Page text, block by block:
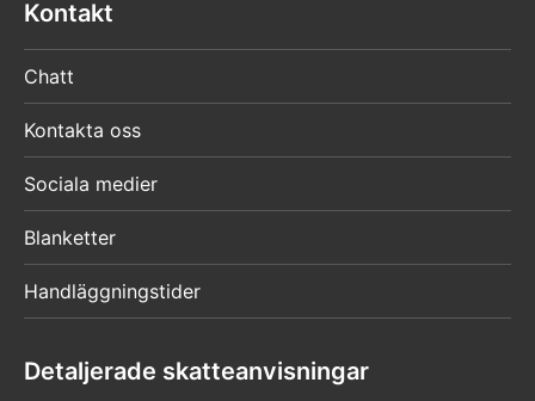
Kontakt
Chatt
Kontakta oss
Sociala medier
Blanketter
Handläggningstider
Detaljerade skatteanvisningar